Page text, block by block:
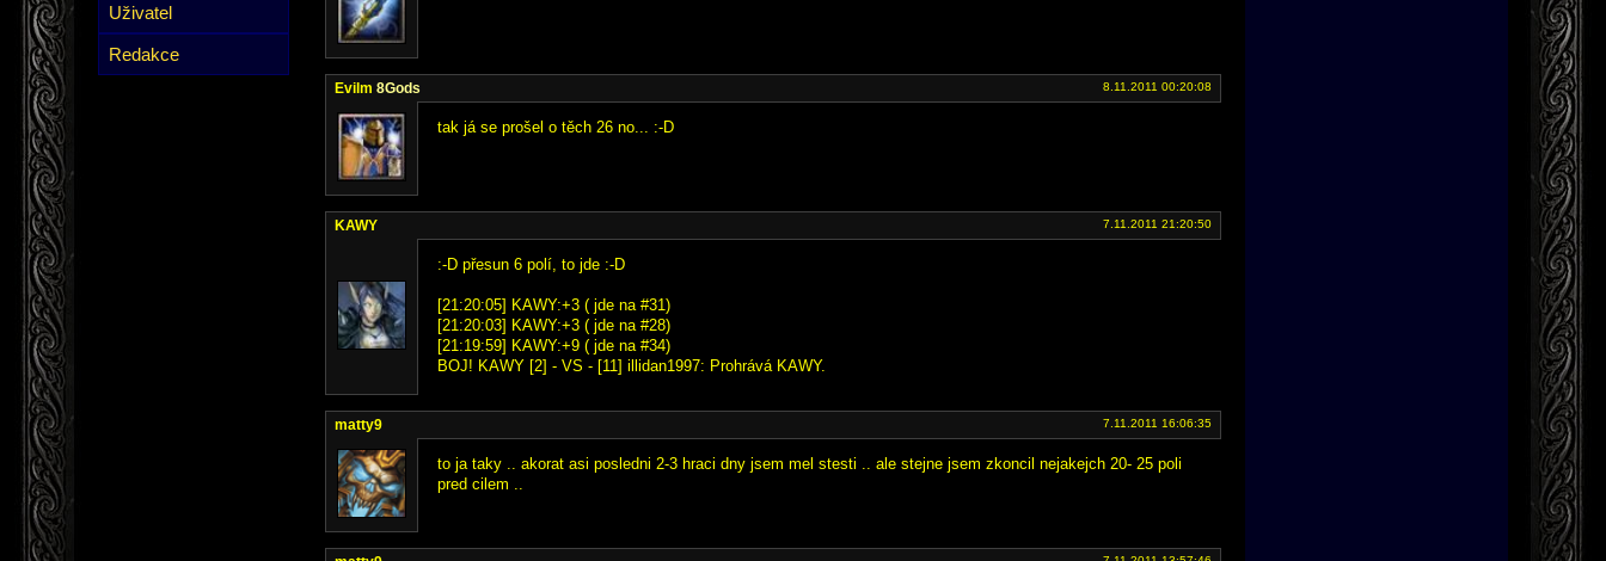
Uživatel
Redakce
Evilm 8Gods 8.11.2011 00:20:08
tak já se prošel o těch 26 no... :-D
KAWY 7.11.2011 21:20:50
:-D přesun 6 polí, to jde :-D
[21:20:05] KAWY:+3 ( jde na #31)
[21:20:03] KAWY:+3 ( jde na #28)
[21:19:59] KAWY:+9 ( jde na #34)
BOJ! KAWY [2] - VS - [11] illidan1997: Prohrává KAWY.
matty9 7.11.2011 16:06:35
to ja taky .. akorat asi posledni 2-3 hraci dny jsem mel stesti .. ale stejne jsem zkoncil nejakejch 20- 25 poli
pred cilem ..